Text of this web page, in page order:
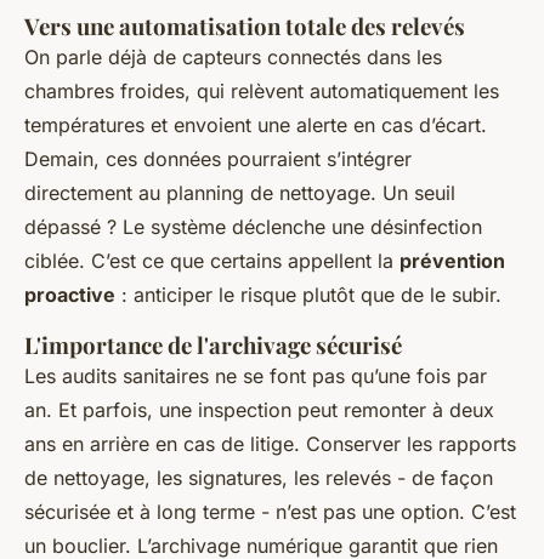
Vers une automatisation totale des relevés
On parle déjà de capteurs connectés dans les
chambres froides, qui relèvent automatiquement les
températures et envoient une alerte en cas d’écart.
Demain, ces données pourraient s’intégrer
directement au planning de nettoyage. Un seuil
dépassé ? Le système déclenche une désinfection
ciblée. C’est ce que certains appellent la prévention
proactive : anticiper le risque plutôt que de le subir.
L'importance de l'archivage sécurisé
Les audits sanitaires ne se font pas qu’une fois par
an. Et parfois, une inspection peut remonter à deux
ans en arrière en cas de litige. Conserver les rapports
de nettoyage, les signatures, les relevés - de façon
sécurisée et à long terme - n’est pas une option. C’est
un bouclier. L’archivage numérique garantit que rien